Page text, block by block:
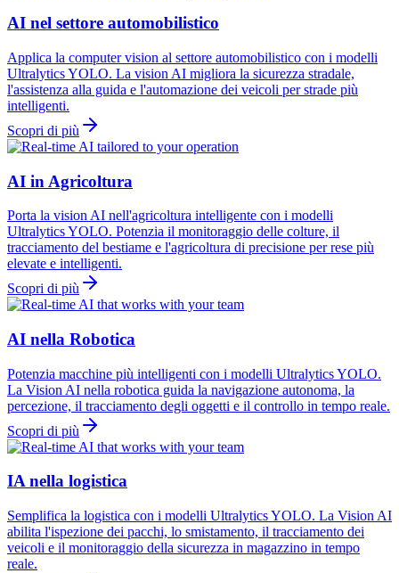
AI nel settore automobilistico
Applica la computer vision al settore automobilistico con i modelli
Ultralytics YOLO. La vision AI migliora la sicurezza stradale,
l'assistenza alla guida e l'automazione dei veicoli per strade più
intelligenti.
Scopri di più
AI in Agricoltura
Porta la vision AI nell'agricoltura intelligente con i modelli
Ultralytics YOLO. Potenzia il monitoraggio delle colture, il
tracciamento del bestiame e l'agricoltura di precisione per rese più
elevate e intelligenti.
Scopri di più
AI nella Robotica
Potenzia macchine più intelligenti con i modelli Ultralytics YOLO.
La Vision AI nella robotica guida la navigazione autonoma, la
percezione, il tracciamento degli oggetti e il controllo in tempo reale.
Scopri di più
IA nella logistica
Semplifica la logistica con i modelli Ultralytics YOLO. La Vision AI
abilita l'ispezione dei pacchi, lo smistamento, il tracciamento dei
veicoli e il monitoraggio della sicurezza in magazzino in tempo
reale.